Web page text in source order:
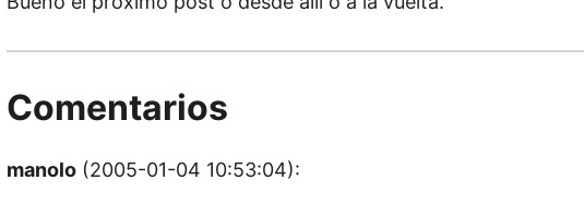
Comentarios
manolo (2005-01-04 10:53:04):